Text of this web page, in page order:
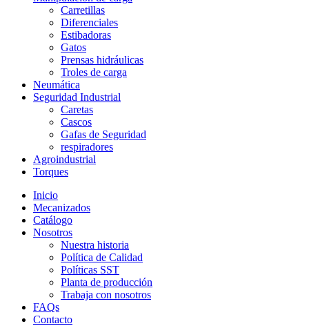
Carretillas
Diferenciales
Estibadoras
Gatos
Prensas hidráulicas
Troles de carga
Neumática
Seguridad Industrial
Caretas
Cascos
Gafas de Seguridad
respiradores
Agroindustrial
Torques
Inicio
Mecanizados
Catálogo
Nosotros
Nuestra historia
Política de Calidad
Políticas SST
Planta de producción
Trabaja con nosotros
FAQs
Contacto